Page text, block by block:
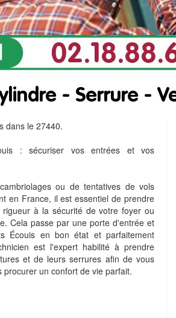
dans le 27440.
: sécuriser vos entrées et vos
ou de tentatives de vols
en France, il est essentiel de prendre
rigueur à la sécurité de votre foyer ou
Cela passe par une porte d'entrée et
Écouis en bon état et parfaitement
est l'expert habilité à prendre
et de leurs serrures afin de vous
procurer un confort de vie parfait.